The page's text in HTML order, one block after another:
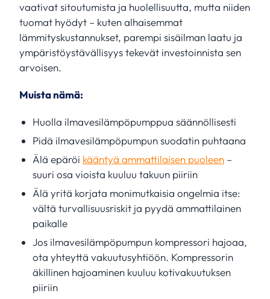
vaativat sitoutumista ja huolellisuutta, mutta niiden
tuomat hyödyt – kuten alhaisemmat
lämmityskustannukset, parempi sisäilman laatu ja
ympäristöystävällisyys tekevät investoinnista sen
arvoisen.
Muista nämä:
Huolla ilmavesilämpöpumppua säännöllisesti
Pidä ilmavesilämpöpumpun suodatin puhtaana
Älä epäröi kääntyä ammattilaisen puoleen –
suuri osa vioista kuuluu takuun piiriin
Älä yritä korjata monimutkaisia ongelmia itse:
vältä turvallisuusriskit ja pyydä ammattilainen
paikalle
Jos ilmavesilämpöpumpun kompressori hajoaa,
ota yhteyttä vakuutusyhtiöön. Kompressorin
äkillinen hajoaminen kuuluu kotivakuutuksen
piiriin